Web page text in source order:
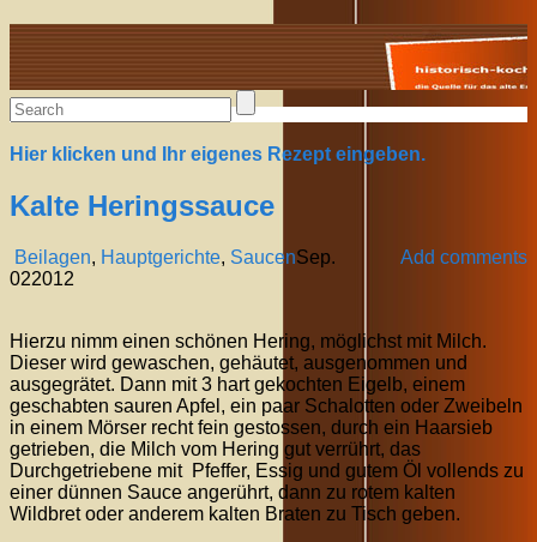
Alte Rezepte online
Hier klicken und Ihr eigenes Rezept eingeben.
Kalte Heringssauce
Beilagen, Hauptgerichte, Saucen Add comments
Sep.
022012
Hierzu nimm einen schönen Hering, möglichst mit Milch.
Dieser wird gewaschen, gehäutet, ausgenommen und
ausgegrätet. Dann mit 3 hart gekochten Eigelb, einem
geschabten sauren Apfel, ein paar Schalotten oder Zweibeln
in einem Mörser recht fein gestossen, durch ein Haarsieb
getrieben, die Milch vom Hering gut verrührt, das
Durchgetriebene mit Pfeffer, Essig und gutem Öl vollends zu
einer dünnen Sauce angerührt, dann zu rotem kalten
Wildbret oder anderem kalten Braten zu Tisch geben.